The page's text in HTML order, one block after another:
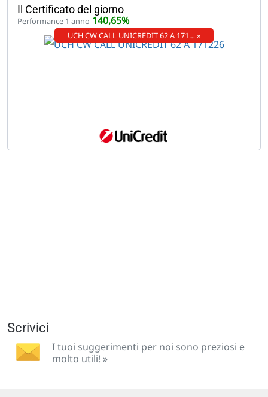
Il Certificato del giorno
Performance 1 anno 140,65%
UCH CW CALL UNICREDIT 62 A 171… »
Scrivici
I tuoi suggerimenti per noi sono preziosi e
molto utili! »